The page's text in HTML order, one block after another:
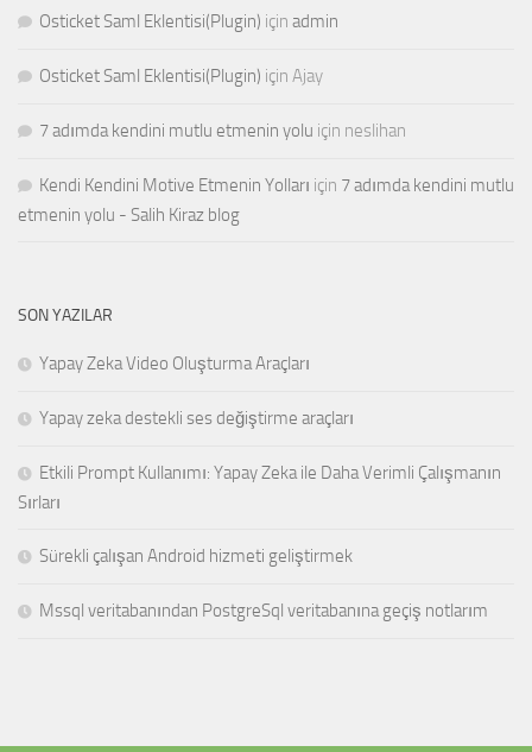
Osticket Saml Eklentisi(Plugin) için admin
Osticket Saml Eklentisi(Plugin) için Ajay
7 adımda kendini mutlu etmenin yolu için neslihan
Kendi Kendini Motive Etmenin Yolları için 7 adımda kendini mutlu
etmenin yolu - Salih Kiraz blog
SON YAZILAR
Yapay Zeka Video Oluşturma Araçları
Yapay zeka destekli ses değiştirme araçları
Etkili Prompt Kullanımı: Yapay Zeka ile Daha Verimli Çalışmanın
Sırları
Sürekli çalışan Android hizmeti geliştirmek
Mssql veritabanından PostgreSql veritabanına geçiş notlarım